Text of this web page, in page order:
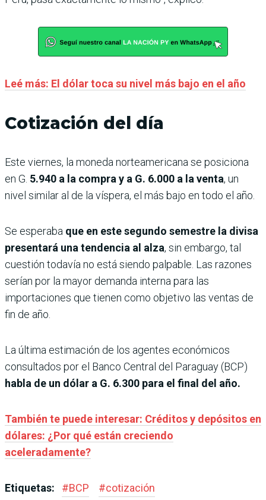
Leé más: El dólar toca su nivel más bajo en el año
Cotización del día
Este viernes, la moneda norteamericana se posiciona
en G. 5.940 a la compra y a G. 6.000 a la venta, un
nivel similar al de la víspera, el más bajo en todo el año.
Se esperaba que en este segundo semestre la divisa
presentará una tendencia al alza, sin embargo, tal
cuestión todavía no está siendo palpable. Las razones
serían por la mayor demanda interna para las
importaciones que tienen como objetivo las ventas de
fin de año.
La última estimación de los agentes económicos
consultados por el Banco Central del Paraguay (BCP)
habla de un dólar a G. 6.300 para el final del año.
También te puede interesar: Créditos y depósitos en
dólares: ¿Por qué están creciendo
aceleradamente?
Etiquetas: #BCP #cotización